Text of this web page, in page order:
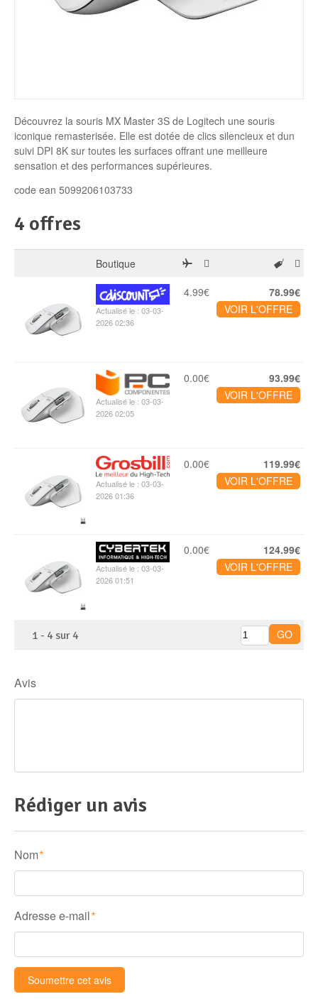
Disque SSD
Découvrez la souris MX Master 3S de Logitech une souris
iconique remasterisée. Elle est dotée de clics silencieux et dun
suivi DPI 8K sur toutes les surfaces offrant une meilleure
sensation et des performances supérieures.
code ean 5099206103733
4 offres
Boutique
Actualisé le : 03-03-
2026 02:36
4.99€
78.99€
VOIR L'OFFRE
Actualisé le : 03-03-
2026 02:05
0.00€
93.99€
VOIR L'OFFRE
Actualisé le : 03-03-
2026 01:36
0.00€
119.99€
VOIR L'OFFRE
Actualisé le : 03-03-
2026 01:51
0.00€
124.99€
VOIR L'OFFRE
1 - 4 sur 4
Avis
Rédiger un avis
Nom *
Adresse e-mail *